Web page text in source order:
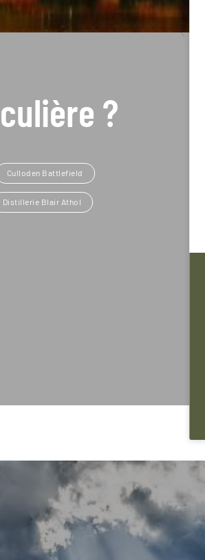
?
Culloden Battlefield
Distillerie Blair Athol